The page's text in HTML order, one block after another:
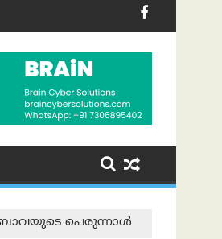
അത്ഭുതകരമായി രക്ഷപ്പെട്ടു
ആര്‍ എസ് എസ്
ഓഗസ്റ്റ് 7 ന്
പെരുന്നാള്‍